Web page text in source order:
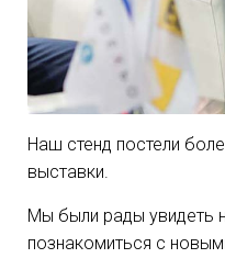
Наш стенд постели
выставки.
Мы были рады увидеть
познакомиться с